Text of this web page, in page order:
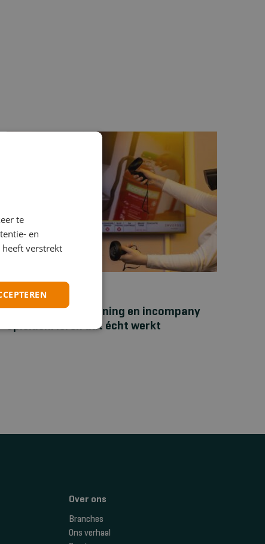
NIEUWS
Bhv‑maatwerktraining en incompany
opleiden: leren dat écht werkt
Over ons
Branches
Ons verhaal
te
en
verstrekt